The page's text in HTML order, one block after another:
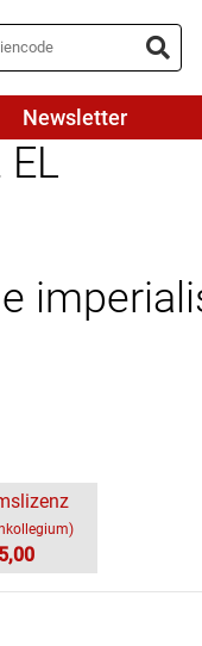
Newsletter